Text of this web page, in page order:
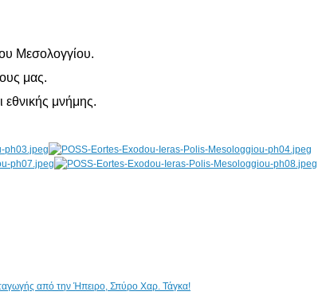
Μεσολογγίου.
μας.
εθνικής μνήμης.
από την Ήπειρο, Σπύρο Χαρ. Τάγκα!